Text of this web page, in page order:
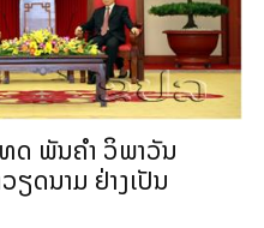
ດ ພັນຄຳ ວິພາວັນ
ດນາມ ຢ່າງເປັນ